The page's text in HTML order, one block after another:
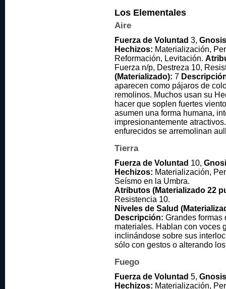
Los Elementales
Aire
Fuerza de Voluntad 3, Gnosis
Hechizos: Materialización,
Reformación, Levitación.
Fuerza n/p, Destreza 10,
(Materializado): 7
aparecen como pájaros de
remolinos. Muchos usan su
hacer que soplen fuertes
asumen una forma humana,
impresionantemente
enfurecidos se arremolinan
Tierra
Fuerza de Voluntad 10,
Hechizos: Materialización,
Seísmo en la Umbra.
Atributos (Materializado 22
Resistencia 10.
Niveles de Salud
Descripción: Grandes formas
materiales. Hablan con voces
inclinándose sobre sus
sólo con gestos o alterando
Fuego
Fuerza de Voluntad 5, Gnosis
Hechizos: Materialización,